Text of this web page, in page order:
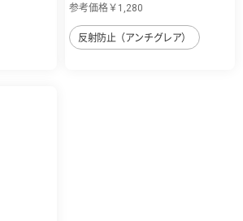
参考価格￥1,280
反射防止（アンチグレア）